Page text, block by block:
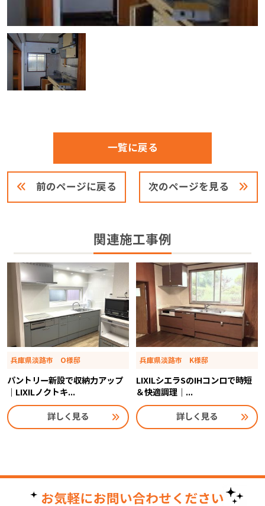
前のページに戻る
一覧に戻る
次のページを見る
関連施工事例
兵庫県淡路市 O様邸
パントリー新設で収納力アップ
｜LIXILノクトキ...
詳しく見る
兵庫県淡路市 K様邸
LIXILシエラSのIHコンロで時短
＆快適調理｜...
詳しく見る